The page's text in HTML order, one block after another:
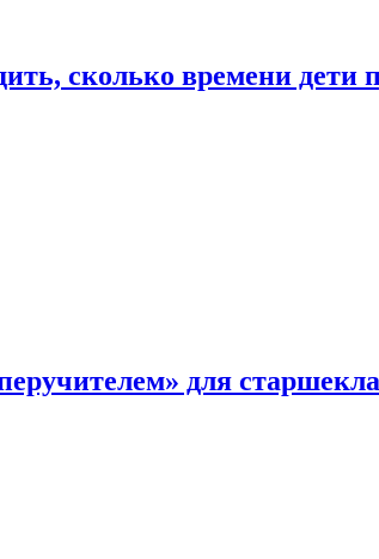
сколько времени дети
для